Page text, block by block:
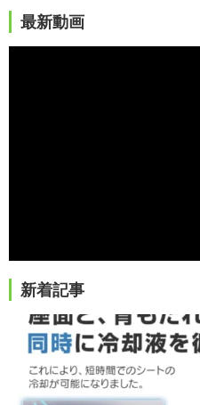
最新動画
新着記事